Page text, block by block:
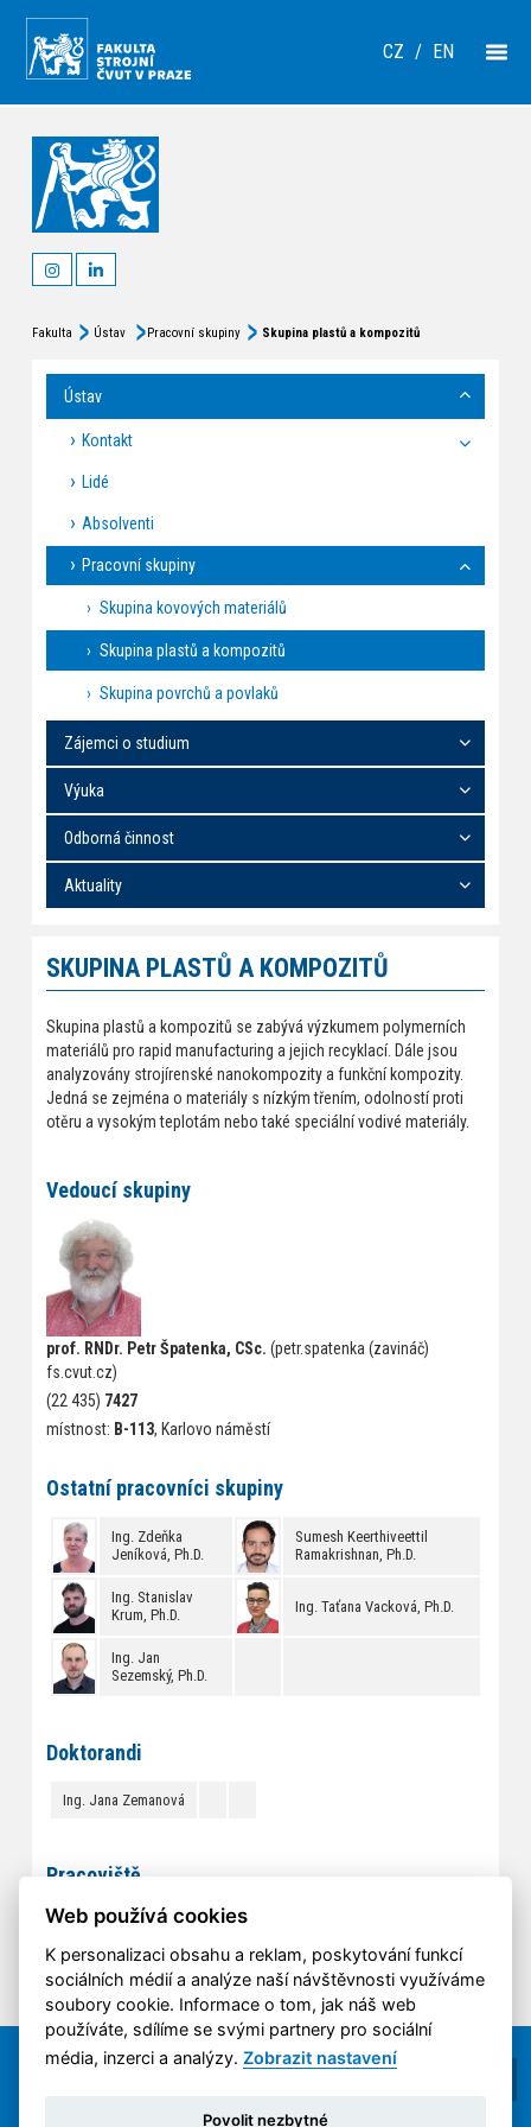
CZ / EN
Fakulta Ústav Pracovní skupiny Skupina plastů a kompozitů
Ústav
Kontakt
Lidé
Absolventi
Pracovní skupiny
Skupina kovových materiálů
Skupina plastů a kompozitů
Skupina povrchů a povlaků
Zájemci o studium
Výuka
Odborná činnost
Aktuality
SKUPINA PLASTŮ A KOMPOZITŮ
Skupina plastů a kompozitů se zabývá výzkumem polymerních
materiálů pro rapid manufacturing a jejich recyklací. Dále jsou
analyzovány strojírenské nanokompozity a funkční kompozity.
Jedná se zejména o materiály s nízkým třením, odolností proti
otěru a vysokým teplotám nebo také speciální vodivé materiály.
Vedoucí skupiny
prof. RNDr. Petr Špatenka, CSc. (petr.spatenka (zavináč)
fs.cvut.cz)
(22 435) 7427
místnost: B-113, Karlovo náměstí
Ostatní pracovníci skupiny
Ing. Zdeňka
Jeníková, Ph.D.
Sumesh Keerthiveettil
Ramakrishnan, Ph.D.
Ing. Stanislav
Krum, Ph.D.
Ing. Taťana Vacková, Ph.D.
Ing. Jan
Sezemský, Ph.D.
Doktorandi
Ing. Jana Zemanová
Pracoviště
Skupina využívá laboratoře plastů a kompozitů, mechanických
zkoušek, světelné a elektronové mikroskopie.
Web používá cookies
K personalizaci obsahu a reklam, poskytování funkcí
sociálních médií a analýze naší návštěvnosti využíváme
soubory cookie. Informace o tom, jak náš web
používáte, sdílíme se svými partnery pro sociální
média, inzerci a analýzy.Zobrazit nastavení
Povolit nezbytné